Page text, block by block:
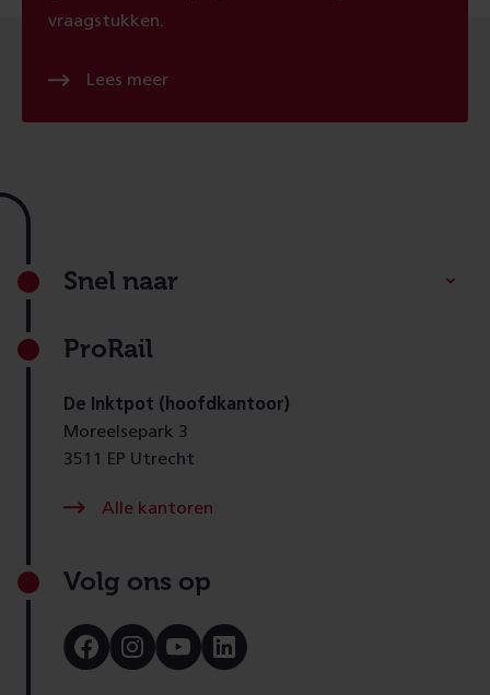
vraagstukken.
Lees meer
Footer
Snel naar
ProRail
De Inktpot (hoofdkantoor)
Moreelsepark 3
3511 EP Utrecht
Alle kantoren
Volg ons op
Bezoek
onze
Bezoek
onze
Bezoek
onze
Bezoek
onze